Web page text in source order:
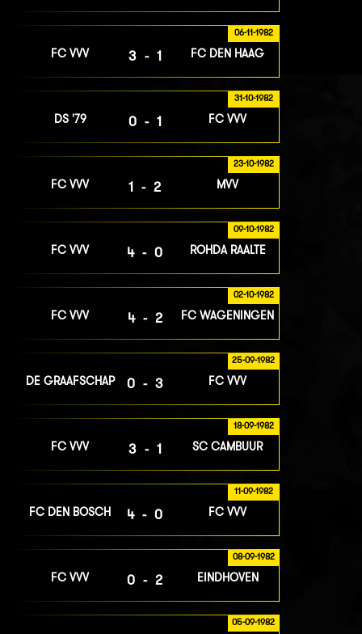
06-11-1982
FC VVV 3-1 FC DEN HAAG
31-10-1982
DS '79 0-1 FC VVV
23-10-1982
FC VVV 1-2 MVV
09-10-1982
FC VVV 4-0 ROHDA RAALTE
02-10-1982
FC VVV 4-2 FC WAGENINGEN
25-09-1982
DE GRAAFSCHAP 0-3 FC VVV
18-09-1982
FC VVV 3-1 SC CAMBUUR
11-09-1982
FC DEN BOSCH 4-0 FC VVV
08-09-1982
FC VVV 0-2 EINDHOVEN
05-09-1982